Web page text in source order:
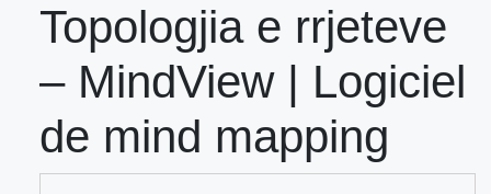
Topologjia e rrjeteve
– MindView | Logiciel
de mind mapping